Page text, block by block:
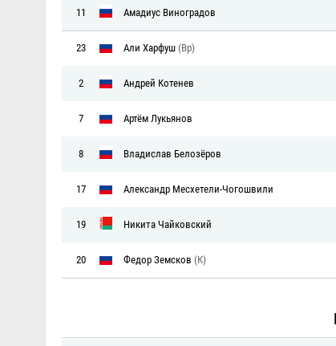
11 Амадиус Виноградов
23 Али Харфуш (Вр)
2 Андрей Котенев
7 Артём Лукьянов
8 Владислав Белозёров
17 Александр Месхетели-Чогошвили
19 Никита Чайковский
20 Федор Земсков (К)